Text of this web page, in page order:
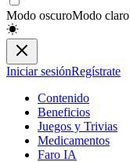
Modo oscuroModo claro
Iniciar sesiónRegístrate
Contenido
Beneficios
Juegos y Trivias
Medicamentos
Faro IA